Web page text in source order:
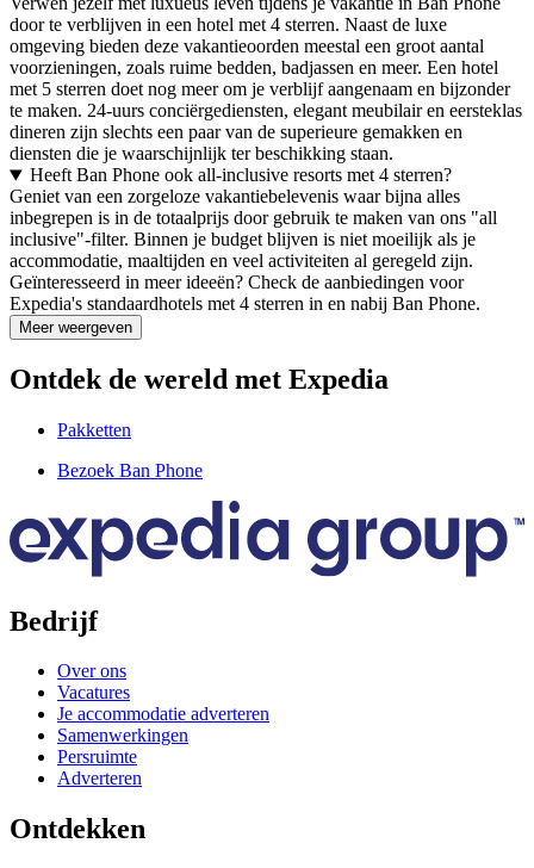
door te verblijven in een hotel met 4 sterren. Naast de luxe
omgeving bieden deze vakantieoorden meestal een groot aantal
voorzieningen, zoals ruime bedden, badjassen en meer. Een hotel
met 5 sterren doet nog meer om je verblijf aangenaam en bijzonder
te maken. 24-uurs conciërgediensten, elegant meubilair en eersteklas
dineren zijn slechts een paar van de superieure gemakken en
diensten die je waarschijnlijk ter beschikking staan.
Heeft Ban Phone ook all-inclusive resorts met 4 sterren?
Geniet van een zorgeloze vakantiebelevenis waar bijna alles
inbegrepen is in de totaalprijs door gebruik te maken van ons "all
inclusive"-filter. Binnen je budget blijven is niet moeilijk als je
accommodatie, maaltijden en veel activiteiten al geregeld zijn.
Geïnteresseerd in meer ideeën? Check de aanbiedingen voor
Expedia's standaardhotels met 4 sterren in en nabij Ban Phone.
Meer weergeven
Ontdek de wereld met Expedia
Pakketten
Bezoek Ban Phone
Bedrijf
Over ons
Vacatures
Je accommodatie adverteren
Samenwerkingen
Persruimte
Adverteren
Ontdekken